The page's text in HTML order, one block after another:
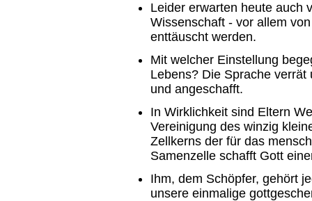
Leider erwarten heute auch
Wissenschaft - vor allem
enttäuscht werden.
Mit welcher Einstellung
Lebens? Die Sprache
und angeschafft.
In Wirklichkeit sind Eltern
Vereinigung des winzig
Zellkerns der für das
Samenzelle schafft Gott
Ihm, dem Schöpfer, gehört
unsere einmalige